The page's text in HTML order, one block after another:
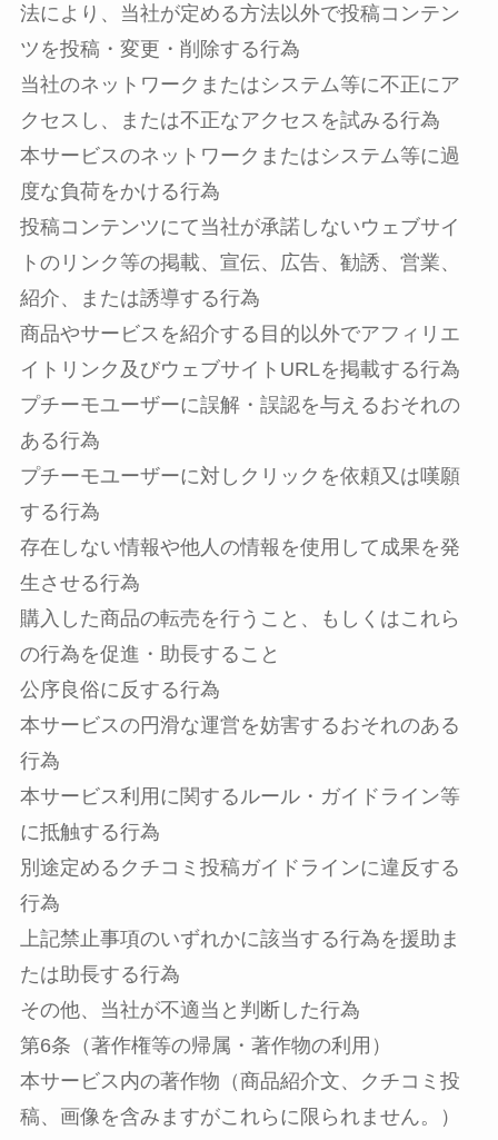
法により、当社が定める方法以外で投稿コンテン
ツを投稿・変更・削除する行為
当社のネットワークまたはシステム等に不正にア
クセスし、または不正なアクセスを試みる行為
本サービスのネットワークまたはシステム等に過
度な負荷をかける行為
投稿コンテンツにて当社が承諾しないウェブサイ
トのリンク等の掲載、宣伝、広告、勧誘、営業、
紹介、または誘導する行為
商品やサービスを紹介する目的以外でアフィリエ
イトリンク及びウェブサイトURLを掲載する行為
プチーモユーザーに誤解・誤認を与えるおそれの
ある行為
プチーモユーザーに対しクリックを依頼又は嘆願
する行為
存在しない情報や他人の情報を使用して成果を発
生させる行為
購入した商品の転売を行うこと、もしくはこれら
の行為を促進・助長すること
公序良俗に反する行為
本サービスの円滑な運営を妨害するおそれのある
行為
本サービス利用に関するルール・ガイドライン等
に抵触する行為
別途定めるクチコミ投稿ガイドラインに違反する
行為
上記禁止事項のいずれかに該当する行為を援助ま
たは助長する行為
その他、当社が不適当と判断した行為
第6条（著作権等の帰属・著作物の利用）
本サービス内の著作物（商品紹介文、クチコミ投
稿、画像を含みますがこれらに限られません。）